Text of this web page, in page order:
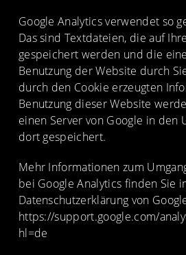
Google Analytics verwendet so
Das sind Textdateien, die auf
gespeichert werden und die
Benutzung der Website durch
durch den Cookie erzeugten
Benutzung dieser Website
einen Server von Google in den
dort gespeichert.
Mehr Informationen zum
bei Google Analytics finden Sie
Datenschutzerklärung von
https://support.google.com/
hl=de